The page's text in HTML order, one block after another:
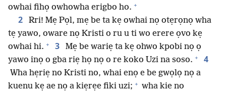
owhai fihọ owhowha erigbo ho. +
2
Rri! Mẹ Pọl, mẹ be ta kẹ owhai nọ otẹrọnọ wha
tẹ yawo, oware nọ Kristi o ru u ti wo erere ọvo kẹ
owhai hi. + 3
Mẹ be wariẹ ta kẹ ohwo kpobi nọ ọ
yawo inọ o gba riẹ họ nọ o re koko Uzi na soso. + 4
Wha hẹriẹ no Kristi no, whai enọ e be gwọlọ nọ a
kuenu kẹ ae nọ a kiẹrẹe fiki uzi; + wha kie no